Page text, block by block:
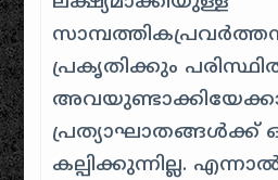
പ്രകൃതിക്കും
പ്രത്യാഘാതങ്ങൾക്ക്
കല്പിക്കുന്നില്ല.